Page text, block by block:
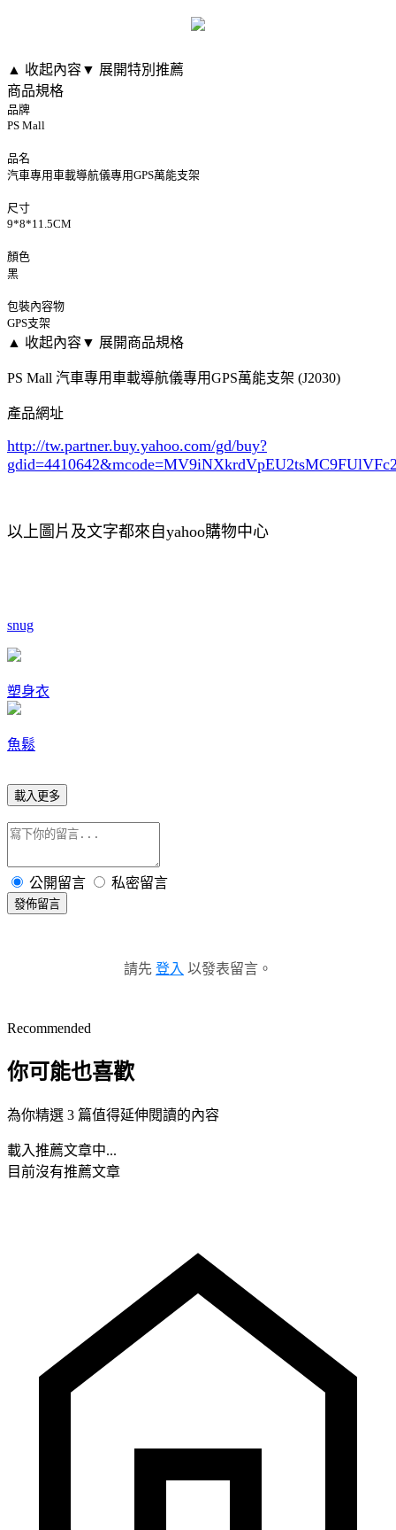
▲ 收起內容▼ 展開特別推薦
商品規格
品牌
PS Mall
品名
汽車專用車載導航儀專用GPS萬能支架
尺寸
9*8*11.5CM
顏色
黑
包裝內容物
GPS支架
▲ 收起內容▼ 展開商品規格
PS Mall 汽車專用車載導航儀專用GPS萬能支架 (J2030)
產品網址
http://tw.partner.buy.yahoo.com/gd/buy?
gdid=4410642
以上圖片及文字都來自yahoo購物中心
snug
塑身衣
魚鬆
載入更多
公開留言 私密留言
發佈留言
請先 登入 以發表留言。
Recommended
你可能也喜歡
為你精選 3 篇值得延伸閱讀的內容
載入推薦文章中...
目前沒有推薦文章